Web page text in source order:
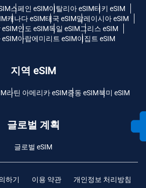
스페인 eSIM이탈리아 eSIM터키 eSIM
캐나다 eSIM태국 eSIM말레이시아 eSIM
인도 eSIM독일 eSIM그리스 eSIM
아랍에미리트 eSIM이집트 eSIM
지역 eSIM
라틴 아메리카 eSIM중동 eSIM북미 eSIM
글로벌 계획
글로벌 eSIM
하기 이용 약관 개인정보 처리방침